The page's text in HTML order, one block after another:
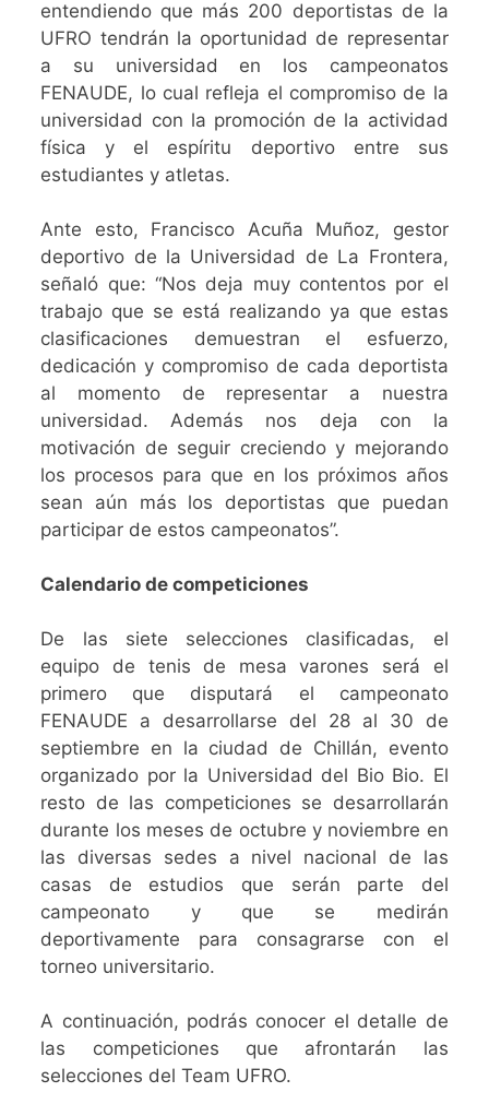
entendiendo que más 200 deportistas de la
UFRO tendrán la oportunidad de representar
a su universidad en los campeonatos
FENAUDE, lo cual refleja el compromiso de la
universidad con la promoción de la actividad
física y el espíritu deportivo entre sus
estudiantes y atletas.
Ante esto, Francisco Acuña Muñoz, gestor
deportivo de la Universidad de La Frontera,
señaló que: “Nos deja muy contentos por el
trabajo que se está realizando ya que estas
clasificaciones demuestran el esfuerzo,
dedicación y compromiso de cada deportista
al momento de representar a nuestra
universidad. Además nos deja con la
motivación de seguir creciendo y mejorando
los procesos para que en los próximos años
sean aún más los deportistas que puedan
participar de estos campeonatos”.
Calendario de competiciones
De las siete selecciones clasificadas, el
equipo de tenis de mesa varones será el
primero que disputará el campeonato
FENAUDE a desarrollarse del 28 al 30 de
septiembre en la ciudad de Chillán, evento
organizado por la Universidad del Bio Bio. El
resto de las competiciones se desarrollarán
durante los meses de octubre y noviembre en
las diversas sedes a nivel nacional de las
casas de estudios que serán parte del
campeonato y que se medirán
deportivamente para consagrarse con el
torneo universitario.
A continuación, podrás conocer el detalle de
las competiciones que afrontarán las
selecciones del Team UFRO.